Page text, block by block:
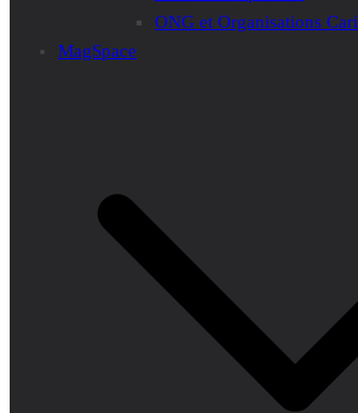
ONG et Organisations
MagSpace